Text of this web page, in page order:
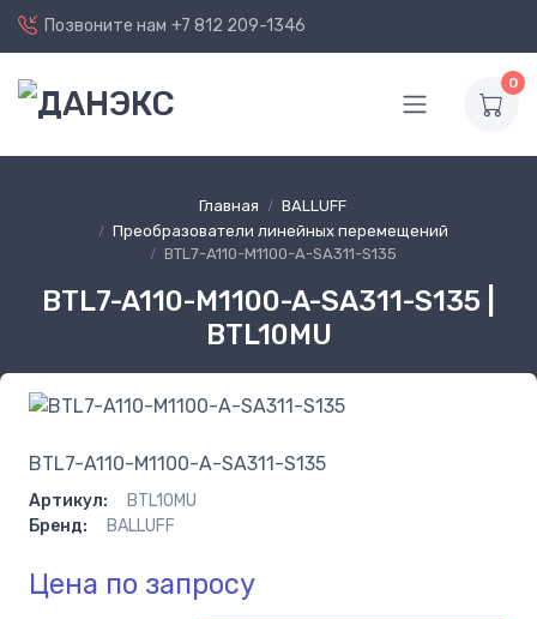
Позвоните нам +7 812 209-1346
0
Главная
BALLUFF
Преобразователи линейных перемещений
BTL7-A110-M1100-A-SA311-S135
BTL7-A110-M1100-A-SA311-S135 |
BTL10MU
BTL7-A110-M1100-A-SA311-S135
Артикул:
BTL10MU
Бренд:
BALLUFF
Цена по запросу